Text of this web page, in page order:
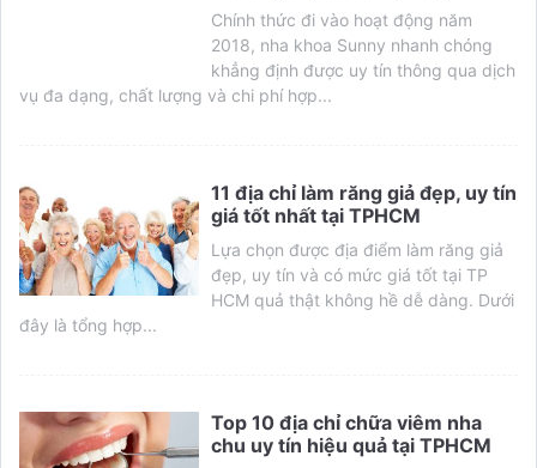
Chính thức đi vào hoạt động năm
2018, nha khoa Sunny nhanh chóng
khẳng định được uy tín thông qua dịch
vụ đa dạng, chất lượng và chi phí hợp...
11 địa chỉ làm răng giả đẹp, uy tín
giá tốt nhất tại TPHCM
Lựa chọn được địa điểm làm răng giả
đẹp, uy tín và có mức giá tốt tại TP
HCM quả thật không hề dễ dàng. Dưới
đây là tổng hợp...
Top 10 địa chỉ chữa viêm nha
chu uy tín hiệu quả tại TPHCM